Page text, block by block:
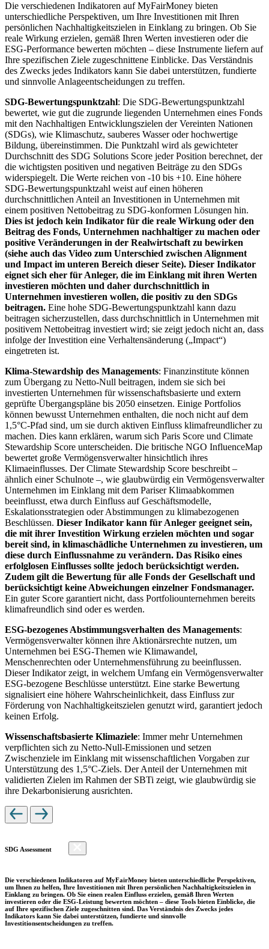
Die verschiedenen Indikatoren auf MyFairMoney bieten
unterschiedliche Perspektiven, um Ihre Investitionen mit Ihren
persönlichen Nachhaltigkeitszielen in Einklang zu bringen. Ob Sie
reale Wirkung erzielen, gemäß Ihren Werten investieren oder die
ESG-Performance bewerten möchten – diese Instrumente liefern auf
Ihre spezifischen Ziele zugeschnittene Einblicke. Das Verständnis
des Zwecks jedes Indikators kann Sie dabei unterstützen, fundierte
und sinnvolle Anlageentscheidungen zu treffen.
SDG-Bewertungspunktzahl: Die SDG-Bewertungspunktzahl
bewertet, wie gut die zugrunde liegenden Unternehmen eines Fonds
mit den Nachhaltigen Entwicklungszielen der Vereinten Nationen
(SDGs), wie Klimaschutz, sauberes Wasser oder hochwertige
Bildung, übereinstimmen. Die Punktzahl wird als gewichteter
Durchschnitt des SDG Solutions Score jeder Position berechnet, der
die wichtigsten positiven und negativen Beiträge zu den SDGs
widerspiegelt. Die Werte reichen von -10 bis +10. Eine höhere
SDG-Bewertungspunktzahl weist auf einen höheren
durchschnittlichen Anteil an Investitionen in Unternehmen mit
einem positiven Nettobeitrag zu SDG-konformen Lösungen hin.
Dies ist jedoch kein Indikator für die reale Wirkung oder den
Beitrag des Fonds, Unternehmen nachhaltiger zu machen oder
positive Veränderungen in der Realwirtschaft zu bewirken
(siehe auch das Video zum Unterschied zwischen Alignment
und Impact im unteren Bereich dieser Seite). Dieser Indikator
eignet sich eher für Anleger, die im Einklang mit ihren Werten
investieren möchten und daher durchschnittlich in
Unternehmen investieren wollen, die positiv zu den SDGs
beitragen. Eine hohe SDG-Bewertungspunktzahl kann dazu
beitragen sicherzustellen, dass durchschnittlich in Unternehmen mit
positivem Nettobeitrag investiert wird; sie zeigt jedoch nicht an, dass
infolge der Investition eine Verhaltensänderung („Impact“)
eingetreten ist.
Klima-Stewardship des Managements: Finanzinstitute können
zum Übergang zu Netto-Null beitragen, indem sie sich bei
investierten Unternehmen für wissenschaftsbasierte und extern
geprüfte Übergangspläne bis 2050 einsetzen. Einige Portfolios
können bewusst Unternehmen enthalten, die noch nicht auf dem
1,5°C-Pfad sind, um sie durch aktiven Einfluss klimafreundlicher zu
machen. Dies kann erklären, warum sich Paris Score und Climate
Stewardship Score unterscheiden. Die britische NGO InfluenceMap
bewertet große Vermögensverwalter hinsichtlich ihres
Klimaeinflusses. Der Climate Stewardship Score beschreibt –
ähnlich einer Schulnote –, wie glaubwürdig ein Vermögensverwalter
Unternehmen im Einklang mit dem Pariser Klimaabkommen
beeinflusst, etwa durch Einfluss auf Geschäftsmodelle,
Eskalationsstrategien oder Abstimmungen zu klimabezogenen
Beschlüssen. Dieser Indikator kann für Anleger geeignet sein,
die mit ihrer Investition Wirkung erzielen möchten und sogar
bereit sind, in klimaschädliche Unternehmen zu investieren, um
diese durch Einflussnahme zu verändern. Das Risiko eines
erfolglosen Einflusses sollte jedoch berücksichtigt werden.
Zudem gilt die Bewertung für alle Fonds der Gesellschaft und
berücksichtigt keine Abweichungen einzelner Fondsmanager.
Ein guter Score garantiert nicht, dass Portfoliounternehmen bereits
klimafreundlich sind oder es werden.
ESG-bezogenes Abstimmungsverhalten des Managements:
Vermögensverwalter können ihre Aktionärsrechte nutzen, um
Unternehmen bei ESG-Themen wie Klimawandel,
Menschenrechten oder Unternehmensführung zu beeinflussen.
Dieser Indikator zeigt, in welchem Umfang ein Vermögensverwalter
ESG-bezogene Beschlüsse unterstützt. Eine starke Bewertung
signalisiert eine höhere Wahrscheinlichkeit, dass Einfluss zur
Förderung von Nachhaltigkeitszielen genutzt wird, garantiert jedoch
keinen Erfolg.
Wissenschaftsbasierte Klimaziele: Immer mehr Unternehmen
verpflichten sich zu Netto-Null-Emissionen und setzen
Zwischenziele im Einklang mit wissenschaftlichen Vorgaben zur
Unterstützung des 1,5°C-Ziels. Der Anteil der Unternehmen mit
validierten Zielen im Rahmen der SBTi zeigt, wie glaubwürdig sie
ihre Dekarbonisierung ausrichten.
SDG Assessment
Die verschiedenen Indikatoren auf MyFairMoney bieten unterschiedliche Perspektiven,
um Ihnen zu helfen, Ihre Investitionen mit Ihren persönlichen Nachhaltigkeitszielen in
Einklang zu bringen. Ob Sie einen realen Einfluss erzielen, gemäß Ihren Werten
investieren oder die ESG-Leistung bewerten möchten – diese Tools bieten Einblicke, die
auf Ihre spezifischen Ziele zugeschnitten sind. Das Verständnis des Zwecks jedes
Indikators kann Sie dabei unterstützen, fundierte und sinnvolle
Investitionsentscheidungen zu treffen.